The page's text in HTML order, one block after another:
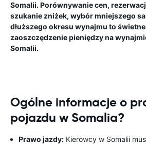
Somalii. Porównywanie cen,
szukanie zniżek, wybór mniejszego
dłuższego okresu wynajmu to
zaoszczędzenie pieniędzy na
Somalii.
Ogólne informacje o
pojazdu w Somalia?
Prawo jazdy: Kierowcy w Somalii